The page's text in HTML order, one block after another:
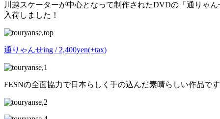
川越スケーターが中心となって制作されたDVDの「通りゃん
入荷しました！
通りゃんせing / 2,400yen(+tax)
FESNの全面協力で日本らしく手の込んだ素晴らしい作品です